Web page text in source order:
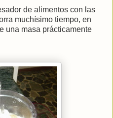
de alimentos con las
muchísimo tiempo, en
una masa prácticamente